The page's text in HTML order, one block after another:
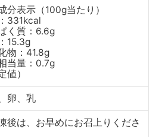
個 ・クリームチーズ 50g
・明太子 1腹 ・
レモンオイル 数滴 ・
ディル 1束 ・ピ
ンクペッパー 適量 ・レ
モン 飾りに
【調理手順】 ①スコーン
は解凍し、半分に切る。
（トースターで少し温める
とより美味しくいただけま
す。） ②クリームチーズ
分表示（100g当たり）
331kcal
く質：6.6g
15.3g
物：41.8g
当量：0.7g
値）
卵、乳
後は、お早めにお召上りくださ